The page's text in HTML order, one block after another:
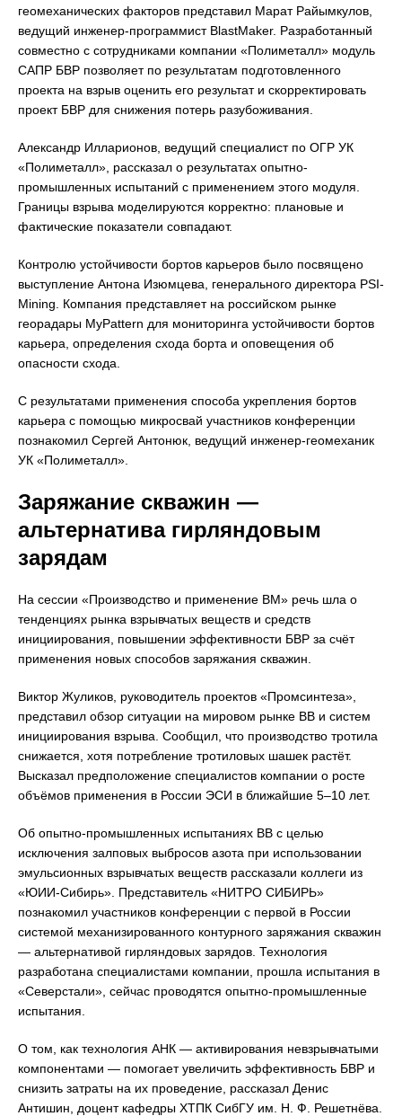
геомеханических факторов представил Марат Райымкулов,
ведущий инженер-программист BlastMaker. Разработанный
совместно с сотрудниками компании «Полиметалл» модуль
САПР БВР позволяет по результатам подготовленного
проекта на взрыв оценить его результат и скорректировать
проект БВР для снижения потерь разубоживания.
Александр Илларионов, ведущий специалист по ОГР УК
«Полиметалл», рассказал о результатах опытно-
промышленных испытаний с применением этого модуля.
Границы взрыва моделируются корректно: плановые и
фактические показатели совпадают.
Контролю устойчивости бортов карьеров было посвящено
выступление Антона Изюмцева, генерального директора PSI-
Mining. Компания представляет на российском рынке
георадары MyPattern для мониторинга устойчивости бортов
карьера, определения схода борта и оповещения об
опасности схода.
С результатами применения способа укрепления бортов
карьера с помощью микросвай участников конференции
познакомил Сергей Антонюк, ведущий инженер-геомеханик
УК «Полиметалл».
Заряжание скважин —
альтернатива гирляндовым
зарядам
На сессии «Производство и применение ВМ» речь шла о
тенденциях рынка взрывчатых веществ и средств
инициирования, повышении эффективности БВР за счёт
применения новых способов заряжания скважин.
Виктор Жуликов, руководитель проектов «Промсинтеза»,
представил обзор ситуации на мировом рынке ВВ и систем
инициирования взрыва. Сообщил, что производство тротила
снижается, хотя потребление тротиловых шашек растёт.
Высказал предположение специалистов компании о росте
объёмов применения в России ЭСИ в ближайшие 5–10 лет.
Об опытно-промышленных испытаниях ВВ с целью
исключения залповых выбросов азота при использовании
эмульсионных взрывчатых веществ рассказали коллеги из
«ЮИИ-Сибирь». Представитель «НИТРО СИБИРЬ»
познакомил участников конференции с первой в России
системой механизированного контурного заряжания скважин
— альтернативой гирляндовых зарядов. Технология
разработана специалистами компании, прошла испытания в
«Северстали», сейчас проводятся опытно-промышленные
испытания.
О том, как технология АНК — активирования невзрывчатыми
компонентами — помогает увеличить эффективность БВР и
снизить затраты на их проведение, рассказал Денис
Антишин, доцент кафедры ХТПК СибГУ им. Н. Ф. Решетнёва.